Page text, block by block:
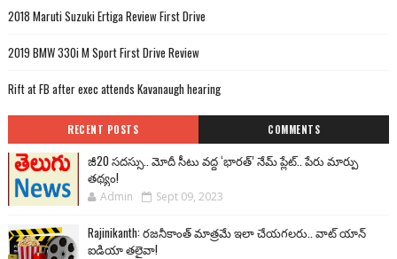
2018 Maruti Suzuki Ertiga Review First Drive
2019 BMW 330i M Sport First Drive Review
Rift at FB after exec attends Kavanaugh hearing
RECENT POSTS COMMENTS
జీ20 సదస్సు.. మోదీ సీటు వద్ద ‘భారత్’ నేమ్ ప్లేట్‌.. పేరు మార్పు
తథ్యం!
Admin Sept 09, 2023
Rajinikanth: రజనీకాంత్ మాత్రమే ఇలా చేయగలరు.. వాట్ యాన్
ఐడియా తలైవా!